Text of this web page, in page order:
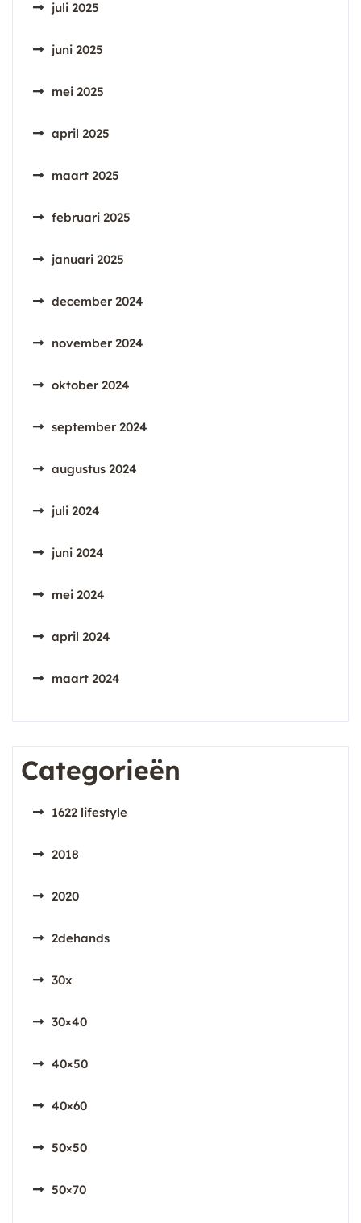
juli 2025
juni 2025
mei 2025
april 2025
maart 2025
februari 2025
januari 2025
december 2024
november 2024
oktober 2024
september 2024
augustus 2024
juli 2024
juni 2024
mei 2024
april 2024
maart 2024
Categorieën
1622 lifestyle
2018
2020
2dehands
30x
30×40
40×50
40×60
50×50
50×70